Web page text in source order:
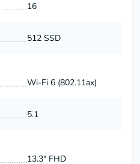
16
512 SSD
Wi-Fi 6 (802.11ax)
5.1
13.3" FHD